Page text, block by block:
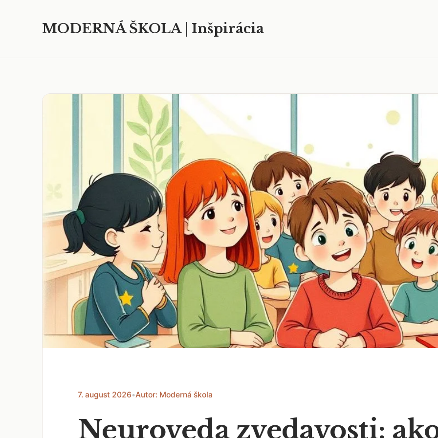
MODERNÁ ŠKOLA | Inšpirácia
7. august 2026•Autor: Moderná škola
Neuroveda zvedavosti: